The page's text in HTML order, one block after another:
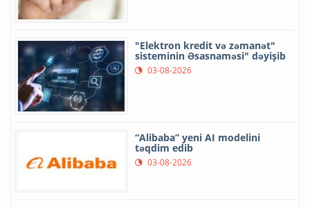
"Elektron kredit və zəmanət"
sisteminin Əsasnaməsi" dəyişib
03-08-2026
“Alibaba” yeni AI modelini
təqdim edib
03-08-2026